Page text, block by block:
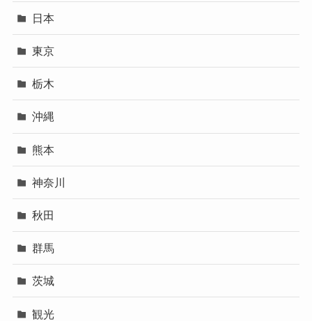
日本
東京
栃木
沖縄
熊本
神奈川
秋田
群馬
茨城
観光